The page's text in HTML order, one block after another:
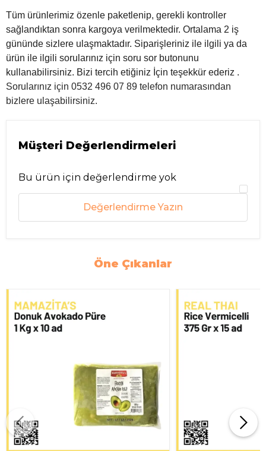
Tüm ürünlerimiz özenle paketlenip, gerekli kontroller
sağlandıktan sonra kargoya verilmektedir. Ortalama 2 iş
gününde sizlere ulaşmaktadır. Siparişleriniz ile ilgili ya da
ürün ile ilgili sorularınız için soru sor butonunu
kullanabilirsiniz. Bizi tercih etiğiniz İçin teşekkür ederiz .
Sorularınız için 0532 496 07 89 telefon numarasından
bizlere ulaşabilirsiniz.
Müşteri Değerlendirmeleri
Bu ürün için değerlendirme yok
Değerlendirme Yazın
Öne Çıkanlar